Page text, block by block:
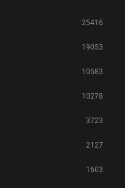
25416
19053
10583
10278
3723
2127
1603